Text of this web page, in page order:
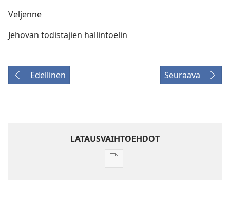
Veljenne
Jehovan todistajien hallintoelin
Edellinen Seuraava
LATAUSVAIHTOEHDOT
Julkaisujen